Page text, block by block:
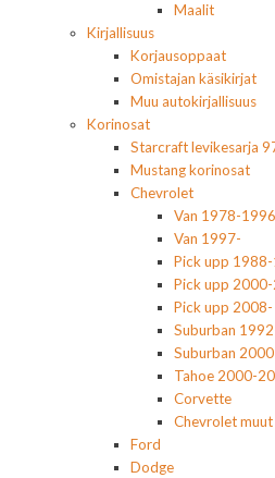
Maalit
Kirjallisuus
Korjausoppaat
Omistajan käsikirjat
Muu autokirjallisuus
Korinosat
Starcraft levikesarja
Mustang korinosat
Chevrolet
Van 1978-1996
Van 1997-
Pick upp
Pick upp
Pick upp 2008-
Suburban
Suburban
Tahoe 2000-
Corvette
Chevrolet muut
Ford
Dodge